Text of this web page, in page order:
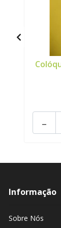
-
Informação
Sobre Nós